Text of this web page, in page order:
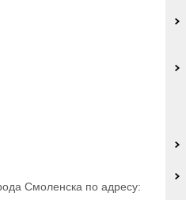
Смоленска по адресу: